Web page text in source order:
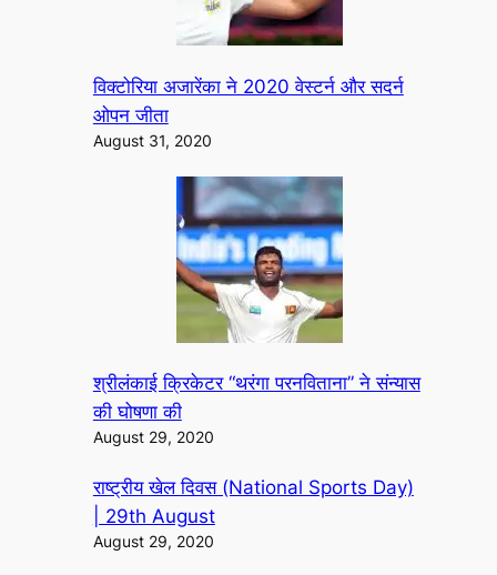
विक्टोरिया अजारेंका ने 2020 वेस्टर्न और सदर्न
ओपन जीता
August 31, 2020
श्रीलंकाई क्रिकेटर “थरंगा परनविताना” ने संन्यास
की घोषणा की
August 29, 2020
राष्ट्रीय खेल दिवस (National Sports Day)
| 29th August
August 29, 2020